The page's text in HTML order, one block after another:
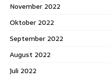
November 2022
Oktober 2022
September 2022
August 2022
Juli 2022